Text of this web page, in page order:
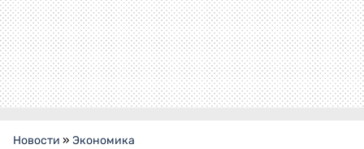
Новости » Экономика